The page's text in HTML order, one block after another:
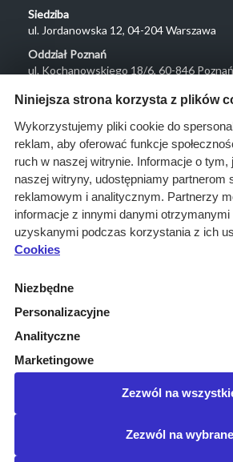
Siedziba
ul. Jordanowska 12, 04-204 Warszawa
Oddział Poznań
ul. Kochanowskiego 18/6, 60-846 Poznań
Menu
O nas
Rozwiązania
Monitoring
przetargów
Raporty
przetargowe
Kontakt
Kontakt
Infolinia 800 800 707
kontakt@pressinfo.pl
Niniejsza strona korzysta z plików
Wykorzystujemy pliki cookie do
reklam, aby oferować funkcje
ruch w naszej witrynie. Informacje o
naszej witryny, udostępniamy partnerom
reklamowym i analitycznym. Partnerzy
informacje z innymi danymi otrzymanymi
uzyskanymi podczas korzystania z ich
Cookies
Niezbędne
Personalizacyjne
Analityczne
Marketingowe
Zezwól na
Zezwól na wybrane